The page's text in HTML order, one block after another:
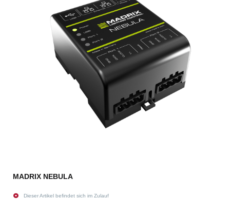
MADRIX NEBULA
Dieser Artikel befindet sich im Zulauf